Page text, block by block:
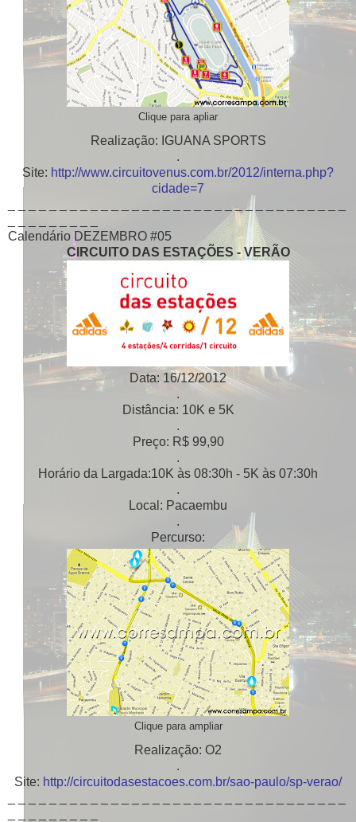
Clique para apliar
Realização: IGUANA SPORTS
.
Site: http://www.circuitovenus.com.br/2012/interna.php?
cidade=7
_ _ _ _ _ _ _ _ _ _ _ _ _ _ _ _ _ _ _ _ _ _ _ _ _ _ _ _ _ _ _ _ _
Calendário DEZEMBRO #05
CIRCUITO DAS ESTAÇÕES - VERÃO
Data: 16/12/2012
.
Distância: 10K e 5K
.
Preço: R$ 99,90
.
Horário da Largada:10K às 08:30h - 5K às 07:30h
.
Local: Pacaembu
.
Percurso:
Clique para ampliar
Realização: O2
.
Site: http://circuitodasestacoes.com.br/sao-paulo/sp-verao/